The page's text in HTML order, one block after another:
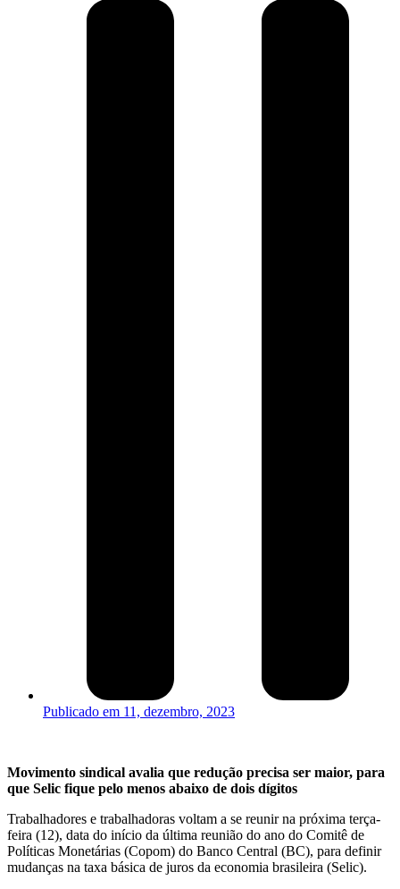
Publicado em 11, dezembro, 2023
Movimento sindical avalia que redução precisa ser maior, para
que Selic fique pelo menos abaixo de dois dígitos
Trabalhadores e trabalhadoras voltam a se reunir na próxima terça-
feira (12), data do início da última reunião do ano do Comitê de
Políticas Monetárias (Copom) do Banco Central (BC), para definir
mudanças na taxa básica de juros da economia brasileira (Selic).